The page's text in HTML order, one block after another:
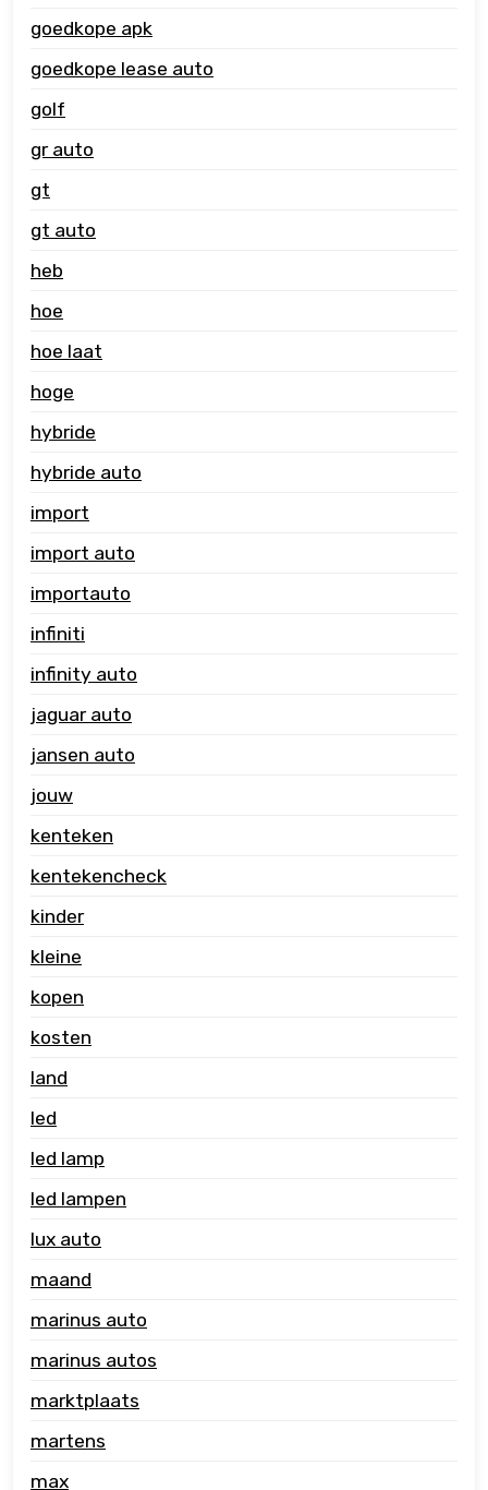
goedkope apk
goedkope lease auto
golf
gr auto
gt
gt auto
heb
hoe
hoe laat
hoge
hybride
hybride auto
import
import auto
importauto
infiniti
infinity auto
jaguar auto
jansen auto
jouw
kenteken
kentekencheck
kinder
kleine
kopen
kosten
land
led
led lamp
led lampen
lux auto
maand
marinus auto
marinus autos
marktplaats
martens
max